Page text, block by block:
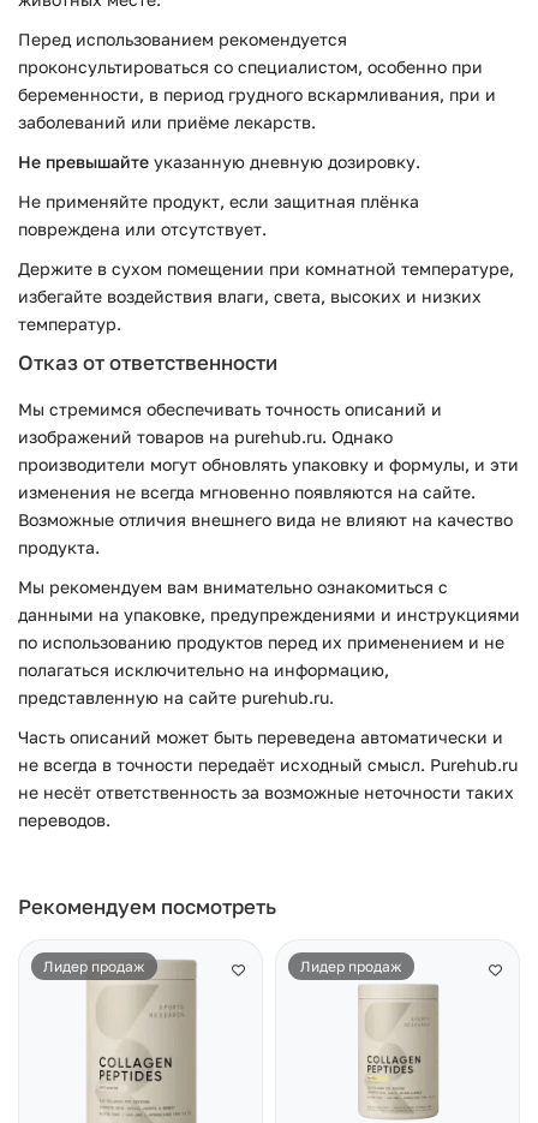
Перед использованием рекомендуется
проконсультироваться со специалистом, особенно при
беременности, в период грудного вскармливания, при и
заболеваний или приёме лекарств.
Не превышайте указанную дневную дозировку.
Не применяйте продукт, если защитная плёнка
повреждена или отсутствует.
Держите в сухом помещении при комнатной температуре,
избегайте воздействия влаги, света, высоких и низких
температур.
Отказ от ответственности
Мы стремимся обеспечивать точность описаний и
изображений товаров на purehub.ru. Однако
производители могут обновлять упаковку и формулы, и эти
изменения не всегда мгновенно появляются на сайте.
Возможные отличия внешнего вида не влияют на качество
продукта.
Мы рекомендуем вам внимательно ознакомиться с
данными на упаковке, предупреждениями и инструкциями
по использованию продуктов перед их применением и не
полагаться исключительно на информацию,
представленную на сайте purehub.ru.
Часть описаний может быть переведена автоматически и
не всегда в точности передаёт исходный смысл. Purehub.ru
не несёт ответственность за возможные неточности таких
переводов.
Рекомендуем посмотреть
Лидер продаж Лидер продаж